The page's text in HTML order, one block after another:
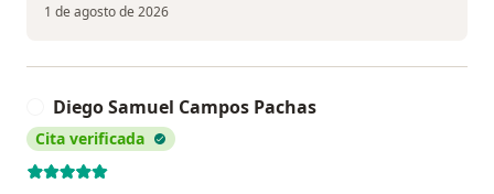
1 de agosto de 2026
Diego Samuel Campos Pachas
Cita verificada